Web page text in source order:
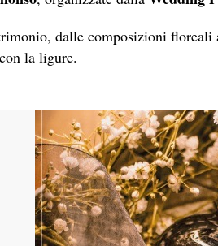
dalle composizioni floreali
la ligure.